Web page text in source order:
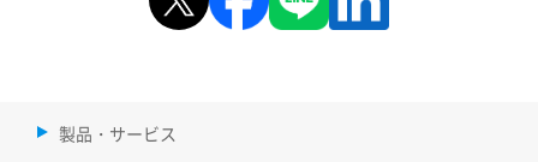
製品・サービス